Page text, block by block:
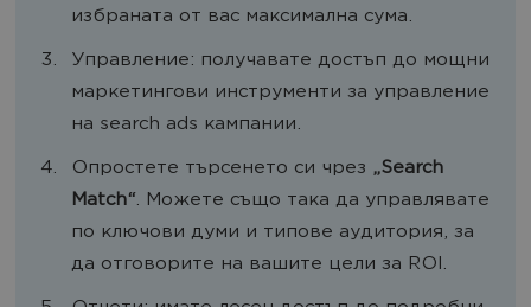
избраната от вас максимална сума.
Управление: получавате достъп до мощни
маркетингови инструменти за управление
на search ads кампании.
Опростете търсенето си чрез „Search
Match“. Можете също така да управлявате
по ключови думи и типове аудитория, за
да отговорите на вашите цели за ROI.